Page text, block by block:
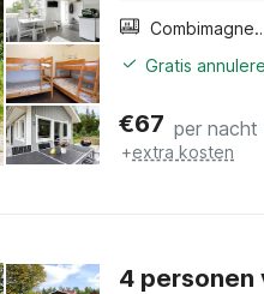
Gratis
€67 per nacht
+extra kosten
4 personen